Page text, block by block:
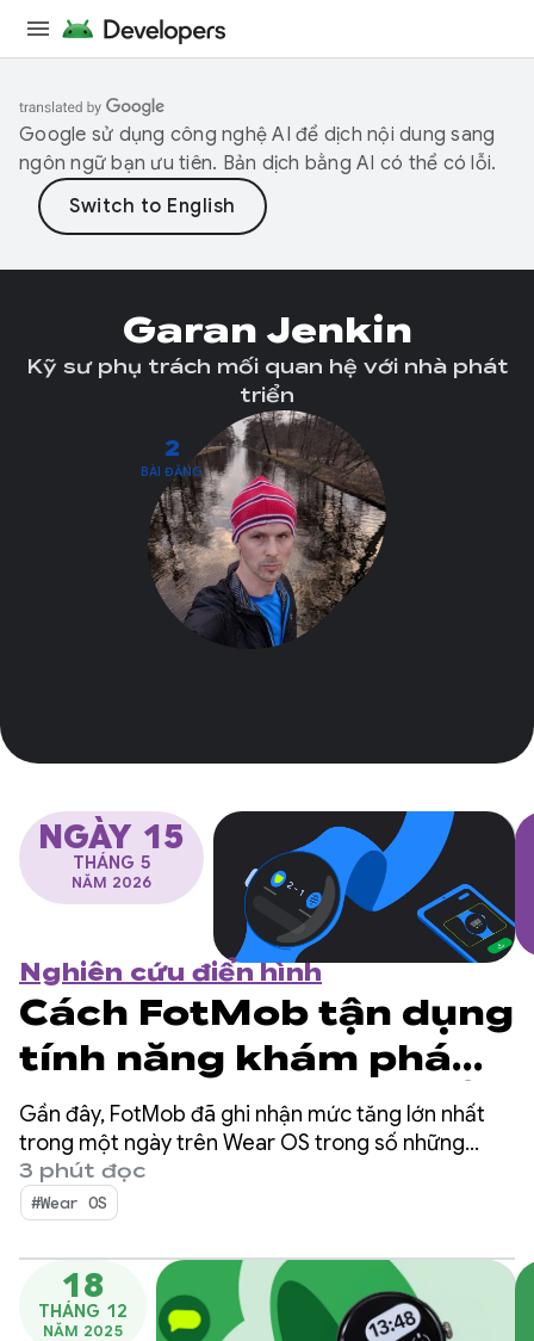
Google sử dụng công nghệ AI để dịch nội dung sang
ngôn ngữ bạn ưu tiên. Bản dịch bằng AI có thể có lỗi.
2
BÀI ĐĂNG
Garan Jenkin
Kỹ sư phụ trách mối quan hệ với nhà phát
triển
NGÀY 15
THÁNG 5
NĂM 2026
Nghiên cứu điển hình
Cách FotMob tận dụng
tính năng khám phá
trên nhiều thiết bị để
đạt được kỷ lục về số
lượng người dùng
Gần đây, FotMob đã ghi nhận mức tăng lớn nhất
trong một ngày trên Wear OS trong số những
người dùng đã cài đặt ứng dụng này trong 5 năm
qua, với mức tăng gấp 2 đến 3 lần so với mức trung
bình hằng ngày. Bí quyết là gì? Quy trình cài đặt
đơn giản trên nhiều thiết bị giúp người dùng khám
phá ứng dụng Wear OS của họ ngay trên điện
thoại.
3 phút đọc
#Wear OS
18
THÁNG 12
NĂM 2025